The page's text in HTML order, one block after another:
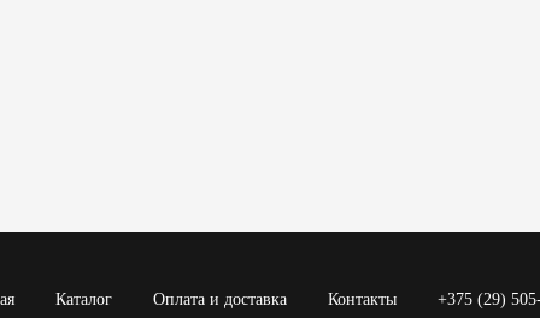
Каталог Оплата и доставка Контакты +375 (29)